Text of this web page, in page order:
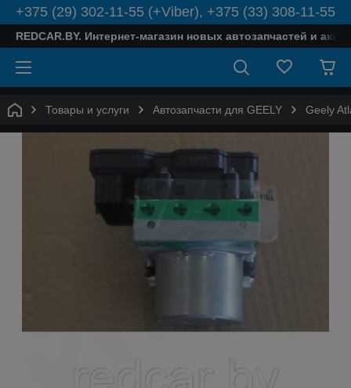
+375 (29) 302-11-55 (+Viber), +375 (33) 308-11-55
REDCAR.BY. Интернет-магазин новых автозапчастей и
Товары и услуги Автозапчасти для GEELY Geely